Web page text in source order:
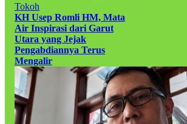
Tokoh
KH Usep Romli HM, Mata
Air Inspirasi dari Garut
Utara yang Jejak
Pengabdiannya Terus
Mengalir